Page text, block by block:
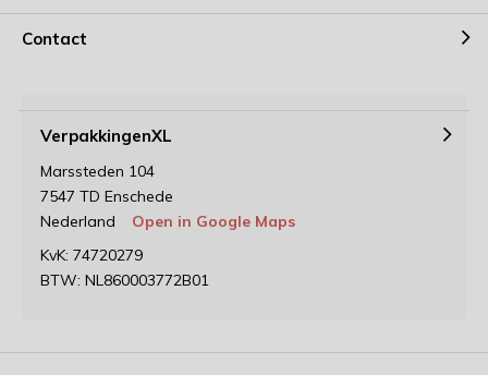
Contact
VerpakkingenXL
Marssteden 104
7547 TD Enschede
Nederland
Open in Google Maps
KvK: 74720279
BTW: NL860003772B01